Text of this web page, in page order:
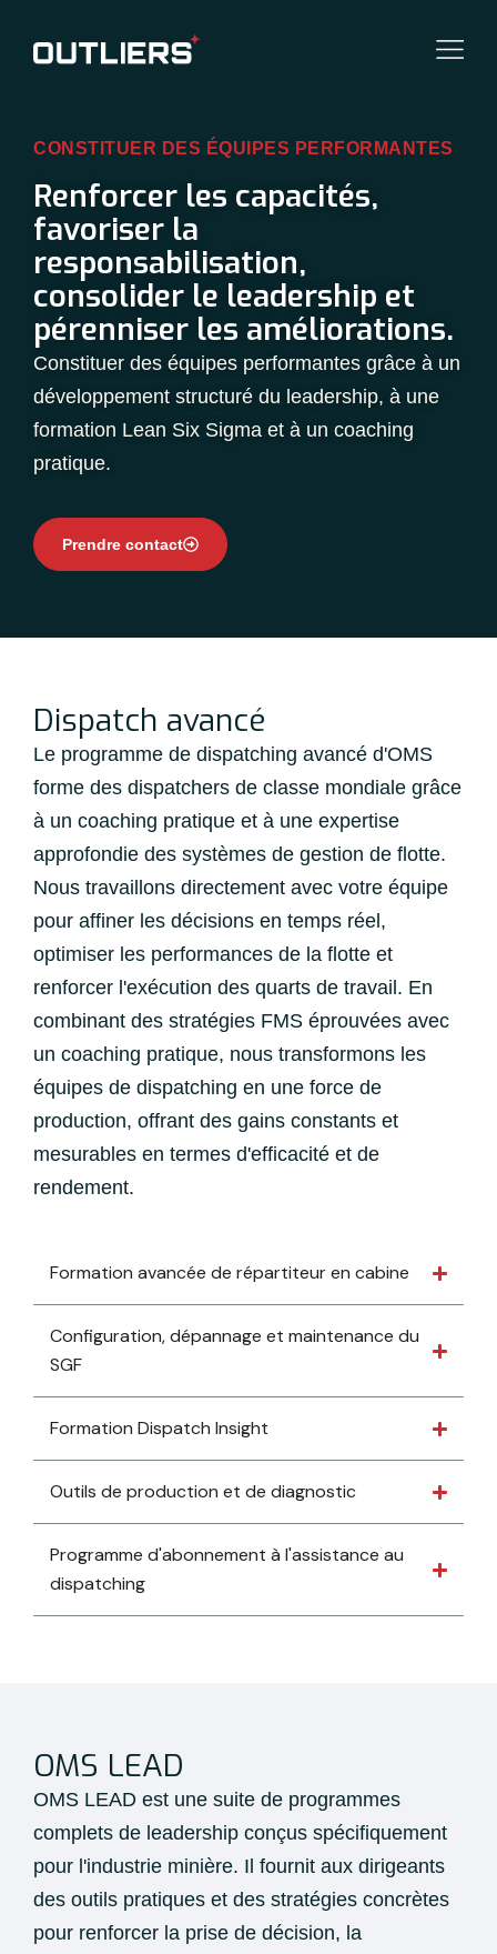
CONSTITUER DES ÉQUIPES PERFORMANTES
Renforcer les capacités,
favoriser la
responsabilisation,
consolider le leadership et
pérenniser les améliorations.
Constituer des équipes performantes grâce à un
développement structuré du leadership, à une
formation Lean Six Sigma et à un coaching
pratique.
Prendre contact
Dispatch avancé
Le programme de dispatching avancé d'OMS
forme des dispatchers de classe mondiale grâce
à un coaching pratique et à une expertise
approfondie des systèmes de gestion de flotte.
Nous travaillons directement avec votre équipe
pour affiner les décisions en temps réel,
optimiser les performances de la flotte et
renforcer l'exécution des quarts de travail. En
combinant des stratégies FMS éprouvées avec
un coaching pratique, nous transformons les
équipes de dispatching en une force de
production, offrant des gains constants et
mesurables en termes d'efficacité et de
rendement.
Formation avancée de répartiteur en cabine
Configuration, dépannage et maintenance du
SGF
Formation Dispatch Insight
Outils de production et de diagnostic
Programme d'abonnement à l'assistance au
dispatching
OMS LEAD
OMS LEAD est une suite de programmes
complets de leadership conçus spécifiquement
pour l'industrie minière. Il fournit aux dirigeants
des outils pratiques et des stratégies concrètes
pour renforcer la prise de décision, la